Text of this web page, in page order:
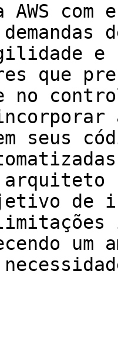
AWS
que
no
seus
de
um